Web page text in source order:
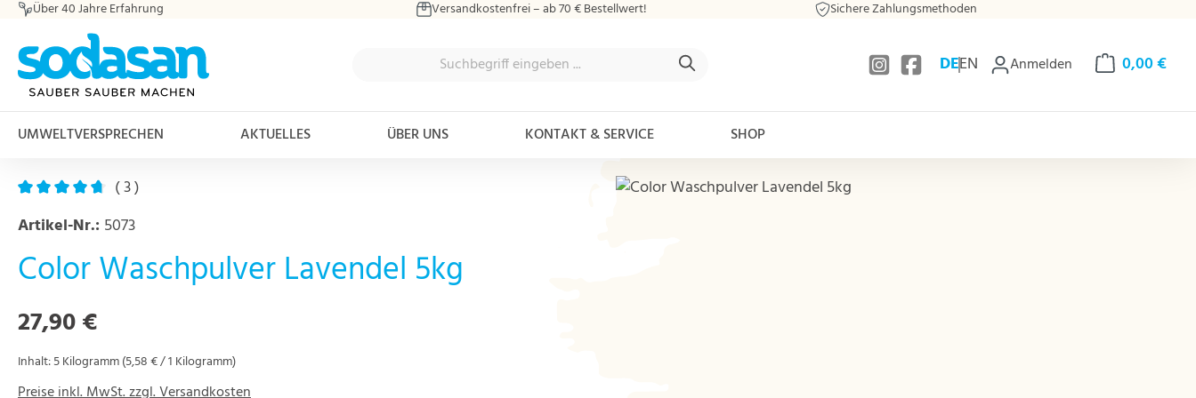
Hauptinhalt springen
Zur Suche springen
Zur Hauptnavigation springen
Über 40 Jahre Erfahrung Versandkostenfrei – ab 70 € Bestellwert! Sichere Zahlungsmethoden
DEEN Anmelden 0,00 €
Warenkorb
UMWELTVERSPRECHEN AKTUELLES ÜBER UNS KONTAKT & SERVICE SHOP
Bildergalerie überspringen
( 3 )
Artikel-Nr.: 5073
Color Waschpulver Lavendel 5kg
Regulärer Preis:
27,90 €
Inhalt:5 Kilogramm(5,58 € / 1 Kilogramm)
Preise inkl. MwSt. zzgl. Versandkosten